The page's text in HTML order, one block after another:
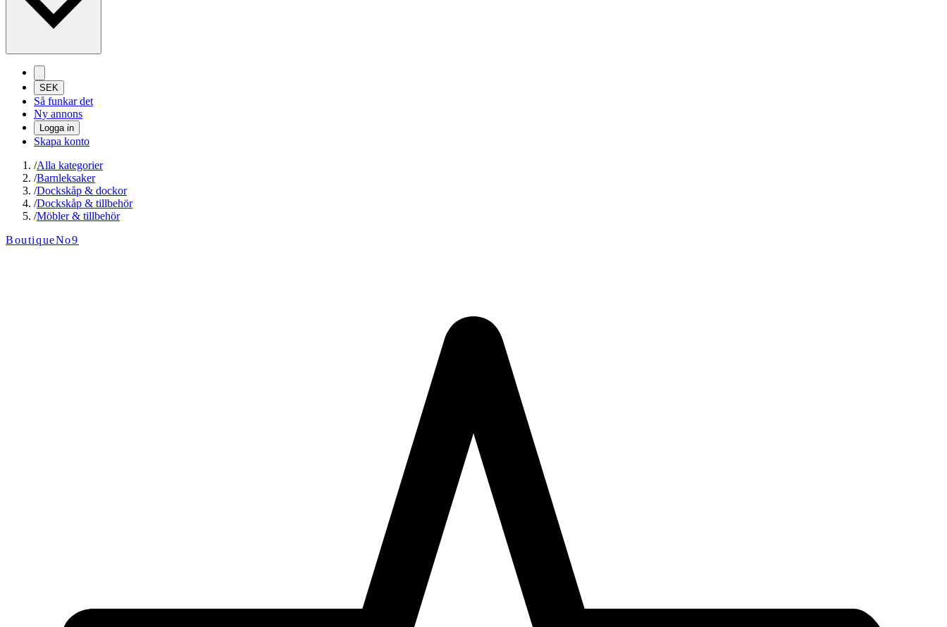
SEK
Så funkar det
Ny annons
Logga in
Skapa konto
/Alla kategorier
/Barnleksaker
/Dockskåp & dockor
/Dockskåp & tillbehör
/Möbler & tillbehör
BoutiqueNo9